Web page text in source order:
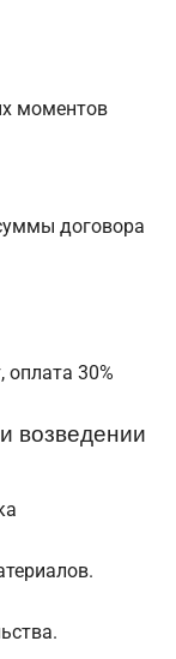
моментов
договора
оплата 30%
возведении